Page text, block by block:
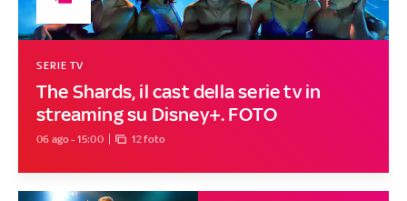
The Shards, il cast della serie tv in
streaming su Disney+. FOTO
SERIE TV
06 ago - 15:00 12 foto